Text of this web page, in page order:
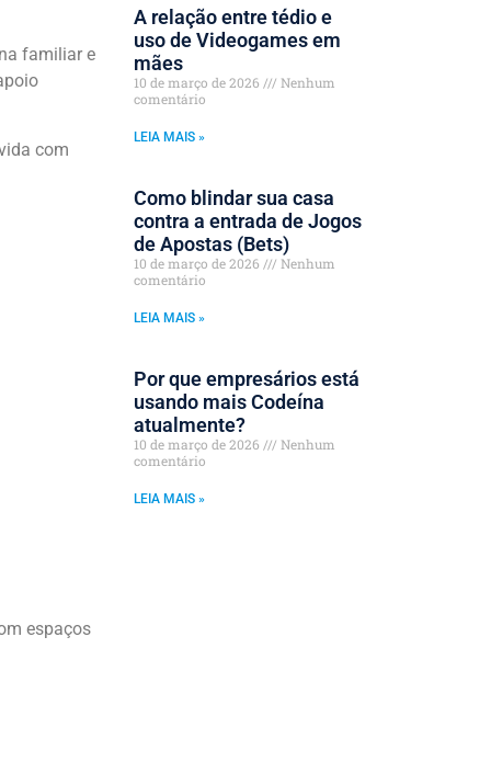
familiar e
com
espaços
A relação entre tédio e
uso de Videogames em
mães
10 de março de 2026
Nenhum
comentário
LEIA MAIS »
Como blindar sua casa
contra a entrada de Jogos
de Apostas (Bets)
10 de março de 2026
Nenhum
comentário
LEIA MAIS »
Por que empresários está
usando mais Codeína
atualmente?
10 de março de 2026
Nenhum
comentário
LEIA MAIS »